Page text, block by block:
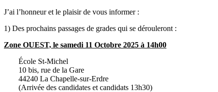
J’ai l’honneur et le plaisir de vous informer :
1) Des prochains passages de grades qui se dérouleront :
Zone OUEST, le samedi 11 Octobre 2025 à 14h00
École St-Michel
10 bis, rue de la Gare
44240 La Chapelle-sur-Erdre
(Arrivée des candidates et candidats 13h30)